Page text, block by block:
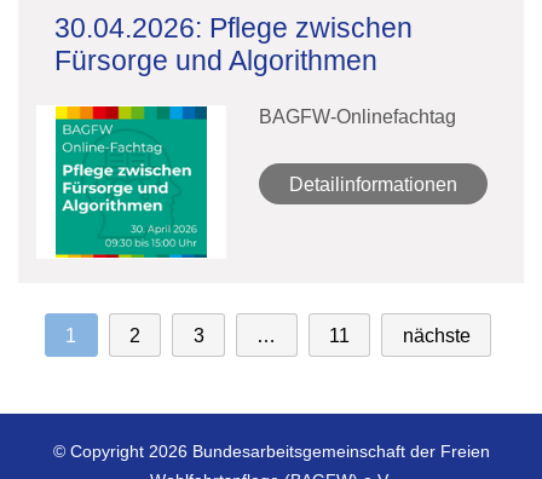
30.04.2026: Pflege zwischen
Fürsorge und Algorithmen
BAGFW-Onlinefachtag
Detailinformationen
1 2 3 … 11 nächste
© Copyright 2026 Bundesarbeitsgemeinschaft der Freien